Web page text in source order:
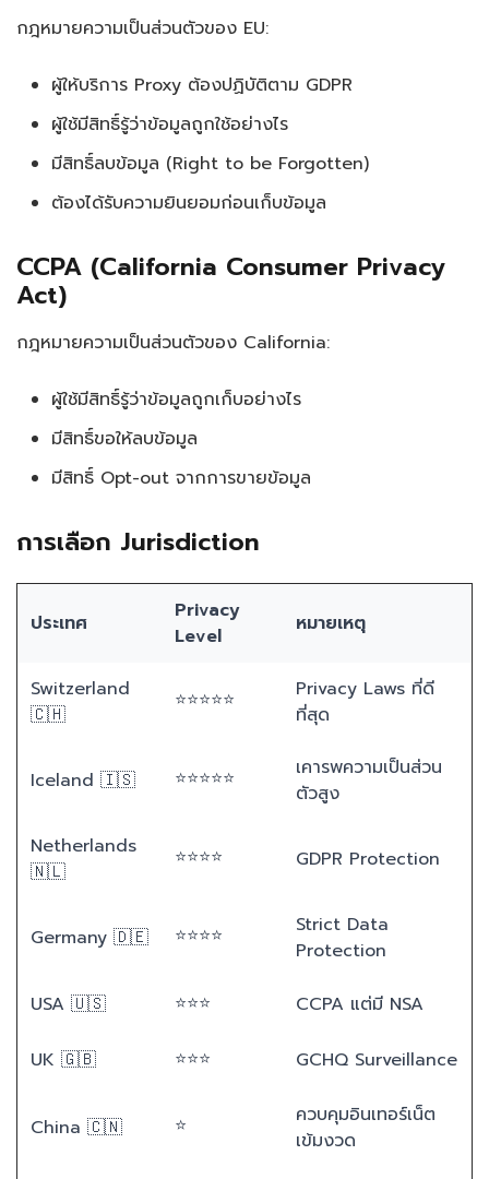
กฎหมายความเป็นส่วนตัวของ EU:
ผู้ให้บริการ Proxy ต้องปฏิบัติตาม GDPR
ผู้ใช้มีสิทธิ์รู้ว่าข้อมูลถูกใช้อย่างไร
มีสิทธิ์ลบข้อมูล (Right to be Forgotten)
ต้องได้รับความยินยอมก่อนเก็บข้อมูล
CCPA (California Consumer Privacy
Act)
กฎหมายความเป็นส่วนตัวของ California:
ผู้ใช้มีสิทธิ์รู้ว่าข้อมูลถูกเก็บอย่างไร
มีสิทธิ์ขอให้ลบข้อมูล
มีสิทธิ์ Opt-out จากการขายข้อมูล
การเลือก Jurisdiction
ประเทศ
Privacy
Level
หมายเหตุ
Switzerland
🇨🇭
⭐⭐⭐⭐⭐
Privacy Laws ที่ดี
ที่สุด
Iceland 🇮🇸 ⭐⭐⭐⭐⭐
เคารพความเป็นส่วน
ตัวสูง
Netherlands
🇳🇱
⭐⭐⭐⭐ GDPR Protection
Germany 🇩🇪 ⭐⭐⭐⭐
Strict Data
Protection
USA 🇺🇸 ⭐⭐⭐ CCPA แต่มี NSA
UK 🇬🇧 ⭐⭐⭐ GCHQ Surveillance
China 🇨🇳 ⭐
ควบคุมอินเทอร์เน็ต
เข้มงวด